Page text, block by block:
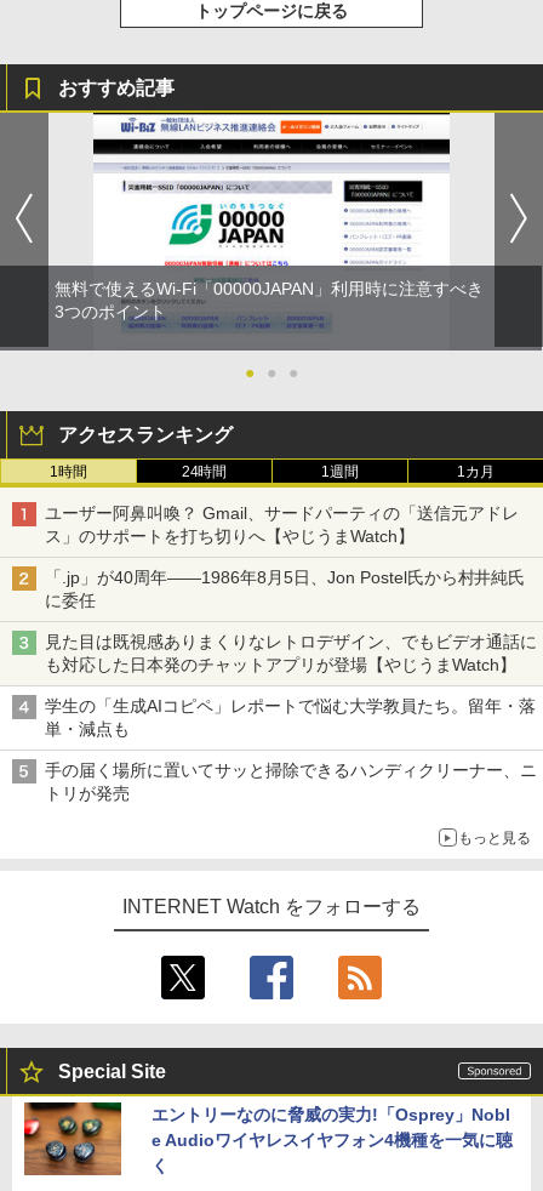
トップページに戻る
おすすめ記事
無料で使えるWi-Fi「00000JAPAN」利用時に注意すべき
3つのポイント
● ● ●
アクセスランキング
1時間 24時間 1週間 1カ月
ユーザー阿鼻叫喚？ Gmail、サードパーティの「送信元アドレ
ス」のサポートを打ち切りへ【やじうまWatch】
「.jp」が40周年――1986年8月5日、Jon Postel氏から村井純氏
に委任
見た目は既視感ありまくりなレトロデザイン、でもビデオ通話に
も対応した日本発のチャットアプリが登場【やじうまWatch】
学生の「生成AIコピペ」レポートで悩む大学教員たち。留年・落
単・減点も
手の届く場所に置いてサッと掃除できるハンディクリーナー、ニ
トリが発売
もっと見る
INTERNET Watch をフォローする
Special Site
エントリーなのに脅威の実力!「Osprey」Nobl
e Audioワイヤレスイヤフォン4機種を一気に聴
く